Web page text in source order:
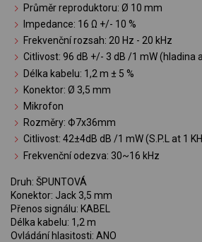
Průměr reproduktoru: Ø 10 mm
Impedance: 16 Ω +/- 10 %
Frekvenční rozsah: 20 Hz - 20 kHz
Citlivost: 96 dB +/- 3 dB /1 mW (hladina
Délka kabelu: 1,2 m ± 5 %
Konektor: Ø 3,5 mm
Mikrofon
Rozměry: Ф7x36mm
Citlivost: 42±4dB dB /1 mW (S.P.L at 1
Frekvenční odezva: 30~16 kHz
Druh: ŠPUNTOVÁ
Konektor: Jack 3,5 mm
Přenos signálu: KABEL
Délka kabelu: 1,2 m
Ovládání hlasitosti: ANO